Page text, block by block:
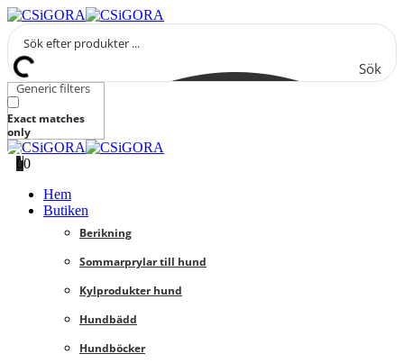
Sök
Generic filters
Exact matches
only
00
Hem
Butiken
Berikning
Sommarprylar till hund
Kylprodukter hund
Hundbädd
Hundböcker